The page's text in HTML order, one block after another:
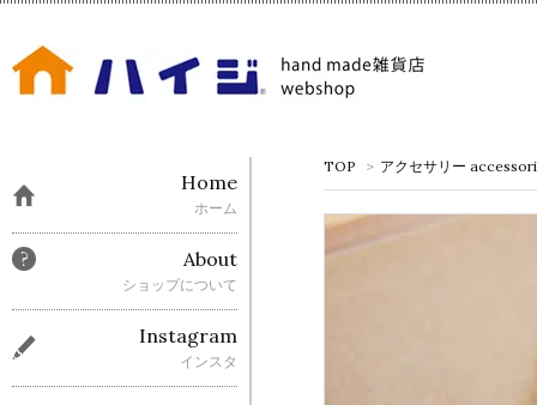
TOP > アクセサリー
Home
ホーム
About
ショップについて
Instagram
インスタ